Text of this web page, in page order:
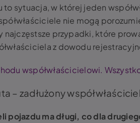
to sytuacja, w której jeden
nie mogą
najczęstsze przypadki, które
z dowodu
współwłaścicielowi.
– zadłużony współwłaściciel
pojazdu ma długi, co dla